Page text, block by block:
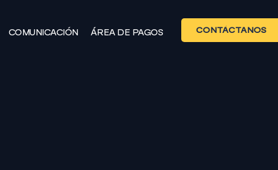
COMUNICACIÓN ÁREA DE PAGOS CONTÁCTANOS